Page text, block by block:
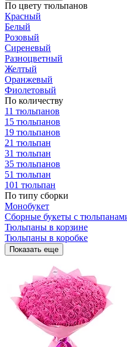
По цвету тюльпанов
Красный
Белый
Розовый
Сиреневый
Разноцветный
Желтый
Оранжевый
Фиолетовый
По количеству
11 тюльпанов
15 тюльпанов
19 тюльпанов
21 тюльпан
31 тюльпан
35 тюльпанов
51 тюльпан
101 тюльпан
По типу сборки
Монобукет
Сборные букеты с
Тюльпаны в корзине
Тюльпаны в коробке
Показать еще